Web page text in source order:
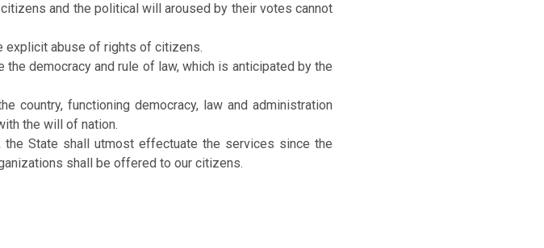
and the political will aroused by their votes cannot
explicit abuse of rights of citizens.
democracy and rule of law, which is anticipated by the
country, functioning democracy, law and administration
the will of nation.
State shall utmost effectuate the services since the
shall be offered to our citizens.